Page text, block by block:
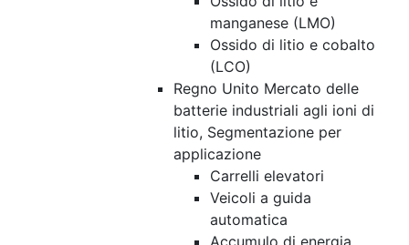
manganese (LMO)
Ossido di litio e cobalto
(LCO)
Regno Unito Mercato delle
batterie industriali agli ioni di
litio, Segmentazione per
applicazione
Carrelli elevatori
Veicoli a guida
automatica
Accumulo di energia